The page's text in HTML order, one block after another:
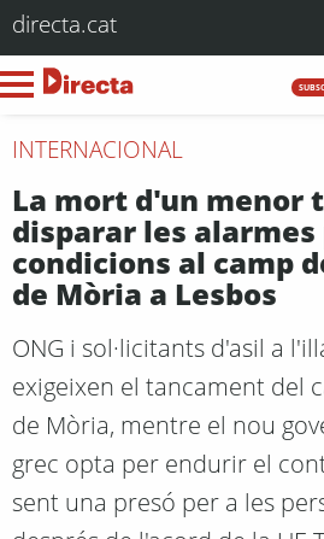
directa.cat
INTERNACIONAL
La mort d'un menor
disparar les
condicions al camp
de Mòria a Lesbos
ONG i sol·licitants d'asil a
exigeixen el tancament del
de Mòria, mentre el nou
grec opta per endurir el
sent una presó per a les